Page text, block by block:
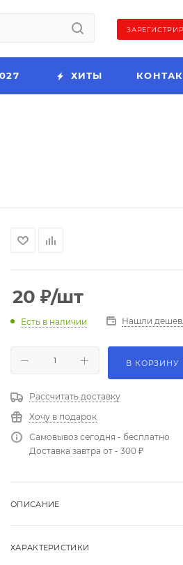
ХИТЫ
20 ₽/шт
Есть в наличии Нашли
В КОРЗИНУ
Рассчитать доставку
Хочу в подарок
Самовывоз сегодня - бесплатно
Доставка завтра от - 300 ₽
ОПИСАНИЕ
ХАРАКТЕРИСТИКИ